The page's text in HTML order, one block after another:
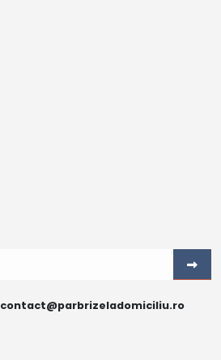
contact@parbrizeladomiciliu.ro